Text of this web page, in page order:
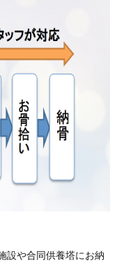
設や合同供養塔にお納